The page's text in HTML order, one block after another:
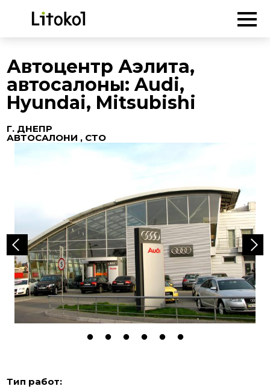
ГОЛОВНА -Об'єкти
Автоцентр Аэлита,
Автоцентр Аэлита,
автосалоны: Audi,
Hyundai, Mitsubishi
Г. ДНЕПР
АВТОСАЛОНИ , СТО
Тип работ: